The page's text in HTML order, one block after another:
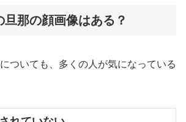
旦那の顔画像はある？
ついても、多くの人が気になっている